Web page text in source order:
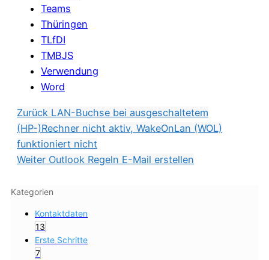
Teams
Thüringen
TLfDI
TMBJS
Verwendung
Word
Zurück LAN-Buchse bei ausgeschaltetem
(HP-)Rechner nicht aktiv, WakeOnLan (WOL)
funktioniert nicht
Weiter Outlook Regeln E-Mail erstellen
Kategorien
Kontaktdaten
13
Erste Schritte
7